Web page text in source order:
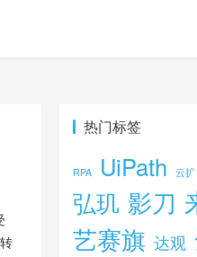
热门标签
RPA UiPath 云扩
弘玑 影刀
艺赛旗 达观